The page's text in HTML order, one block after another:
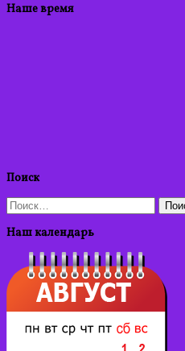
Наше время
Поиск
Найти:
Наш календарь